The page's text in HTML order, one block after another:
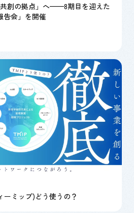
創の拠点」へ——8期目を迎えた
告会」を開催
ーミップ)どう使うの？